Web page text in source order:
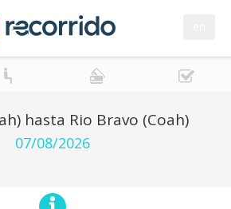
hasta Rio Bravo (Coah)
07/08/2026